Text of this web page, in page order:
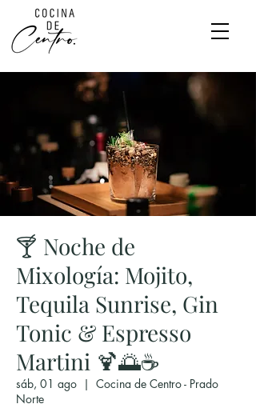
🍸 Noche de
Mixología: Mojito,
Tequila Sunrise, Gin
Tonic & Espresso
Martini 🍹🌅☕
sáb, 01 ago
  |
Cocina de Centro - Prado
Norte